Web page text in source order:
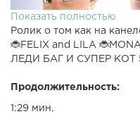
Показать полностью
Ролик о том как на
🐞FELIX and LILA
ЛЕДИ БАГ И СУПЕР КОТ
Продолжительность:
1:29 мин.